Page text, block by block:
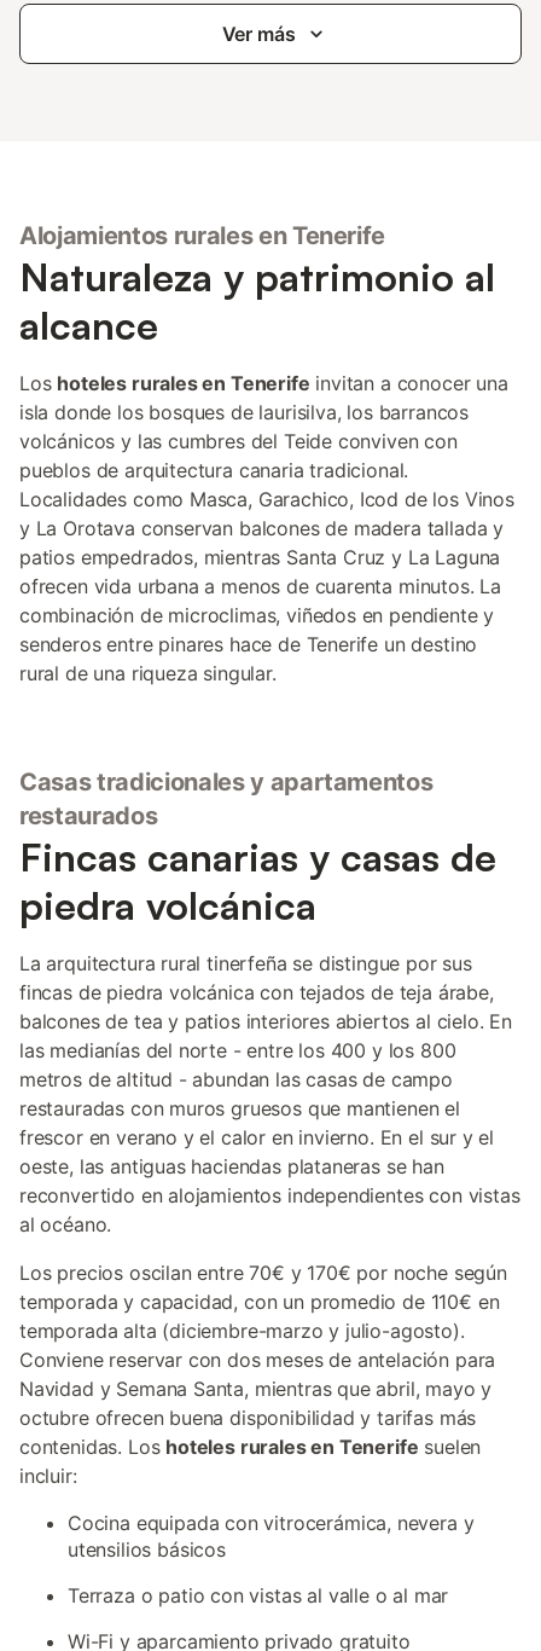
Ver más
Alojamientos rurales en Tenerife
Naturaleza y patrimonio al
alcance
Los hoteles rurales en Tenerife invitan a conocer una
isla donde los bosques de laurisilva, los barrancos
volcánicos y las cumbres del Teide conviven con
pueblos de arquitectura canaria tradicional.
Localidades como Masca, Garachico, Icod de los Vinos
y La Orotava conservan balcones de madera tallada y
patios empedrados, mientras Santa Cruz y La Laguna
ofrecen vida urbana a menos de cuarenta minutos. La
combinación de microclimas, viñedos en pendiente y
senderos entre pinares hace de Tenerife un destino
rural de una riqueza singular.
Casas tradicionales y apartamentos
restaurados
Fincas canarias y casas de
piedra volcánica
La arquitectura rural tinerfeña se distingue por sus
fincas de piedra volcánica con tejados de teja árabe,
balcones de tea y patios interiores abiertos al cielo. En
las medianías del norte - entre los 400 y los 800
metros de altitud - abundan las casas de campo
restauradas con muros gruesos que mantienen el
frescor en verano y el calor en invierno. En el sur y el
oeste, las antiguas haciendas plataneras se han
reconvertido en alojamientos independientes con vistas
al océano.
Los precios oscilan entre 70€ y 170€ por noche según
temporada y capacidad, con un promedio de 110€ en
temporada alta (diciembre-marzo y julio-agosto).
Conviene reservar con dos meses de antelación para
Navidad y Semana Santa, mientras que abril, mayo y
octubre ofrecen buena disponibilidad y tarifas más
contenidas. Los hoteles rurales en Tenerife suelen
incluir:
Cocina equipada con vitrocerámica, nevera y
utensilios básicos
Terraza o patio con vistas al valle o al mar
Wi-Fi y aparcamiento privado gratuito